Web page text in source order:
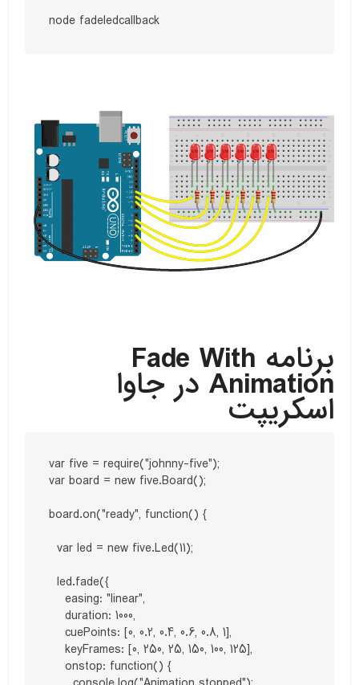
node fadeledcallback
برنامه Fade With
Animation در جاوا
اسکریپت
var five = require("johnny-five");
var board = new five.Board();
board.on("ready", function() {
  var led = new five.Led(11);
  led.fade({
    easing: "linear",
    duration: 1000,
    cuePoints: [0, 0.2, 0.4, 0.6, 0.8, 1],
    keyFrames: [0, 250, 25, 150, 100, 125],
    onstop: function() {